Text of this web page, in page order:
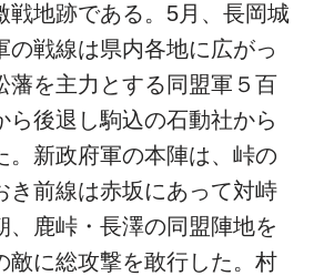
戦地跡である。5月、長岡城
の戦線は県内各地に広がっ
藩を主力とする同盟軍５百
ら後退し駒込の石動社から
。新政府軍の本陣は、峠の
き前線は赤坂にあって対峙
、鹿峠・長澤の同盟陣地を
敵に総攻撃を敢行した。村